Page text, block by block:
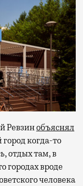
Ревзинобъяснял
когда-то
отдых там, в
городах вроде
человека